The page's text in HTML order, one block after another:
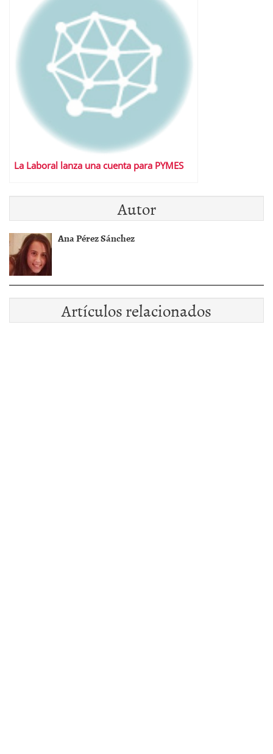
La Laboral lanza una cuenta para PYMES
Autor
Ana Pérez Sánchez
Artículos relacionados